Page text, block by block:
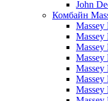
John
Комбайн
Massey
Massey
Massey
Massey
Massey
Massey
Massey